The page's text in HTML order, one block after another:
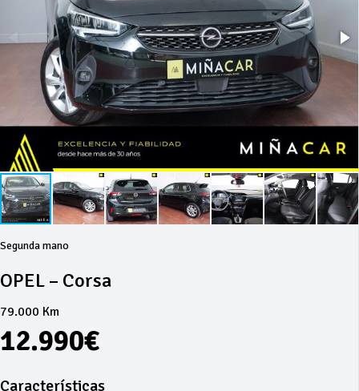
Segunda mano
OPEL – Corsa
79.000 Km
12.990€
Características